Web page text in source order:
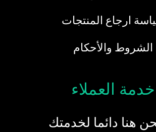
ارجاع المنتجات
الشروط والأحكام
خدمة العملاء
هنا دائما لخدمتك